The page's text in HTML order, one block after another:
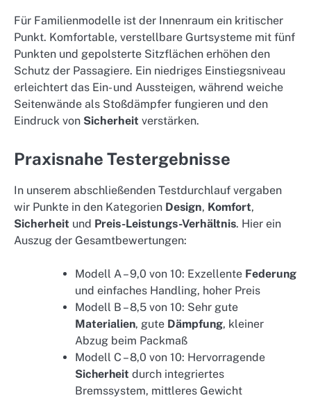
Für Familienmodelle ist der Innenraum ein kritischer
Punkt. Komfortable, verstellbare Gurtsysteme mit fünf
Punkten und gepolsterte Sitzflächen erhöhen den
Schutz der Passagiere. Ein niedriges Einstiegsniveau
erleichtert das Ein- und Aussteigen, während weiche
Seitenwände als Stoßdämpfer fungieren und den
Eindruck von Sicherheit verstärken.
Praxisnahe Testergebnisse
In unserem abschließenden Testdurchlauf vergaben
wir Punkte in den Kategorien Design, Komfort,
Sicherheit und Preis-Leistungs-Verhältnis. Hier ein
Auszug der Gesamtbewertungen:
Modell A – 9,0 von 10: Exzellente Federung
und einfaches Handling, hoher Preis
Modell B – 8,5 von 10: Sehr gute
Materialien, gute Dämpfung, kleiner
Abzug beim Packmaß
Modell C – 8,0 von 10: Hervorragende
Sicherheit durch integriertes
Bremssystem, mittleres Gewicht